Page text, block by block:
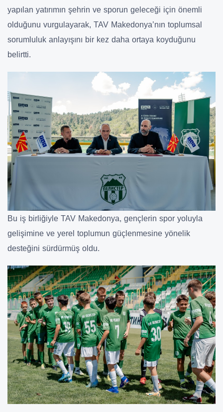
yapılan yatırımın şehrin ve sporun geleceği için önemli
olduğunu vurgulayarak, TAV Makedonya’nın toplumsal
sorumluluk anlayışını bir kez daha ortaya koyduğunu
belirtti.
Bu iş birliğiyle TAV Makedonya, gençlerin spor yoluyla
gelişimine ve yerel toplumun güçlenmesine yönelik
desteğini sürdürmüş oldu.